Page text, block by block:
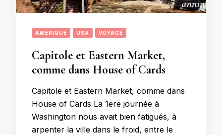
AMÉRIQUE USA VOYAGE
Capitole et Eastern Market,
comme dans House of Cards
Capitole et Eastern Market, comme dans
House of Cards La 1ere journée à
Washington nous avait bien fatigués, à
arpenter la ville dans le froid, entre le